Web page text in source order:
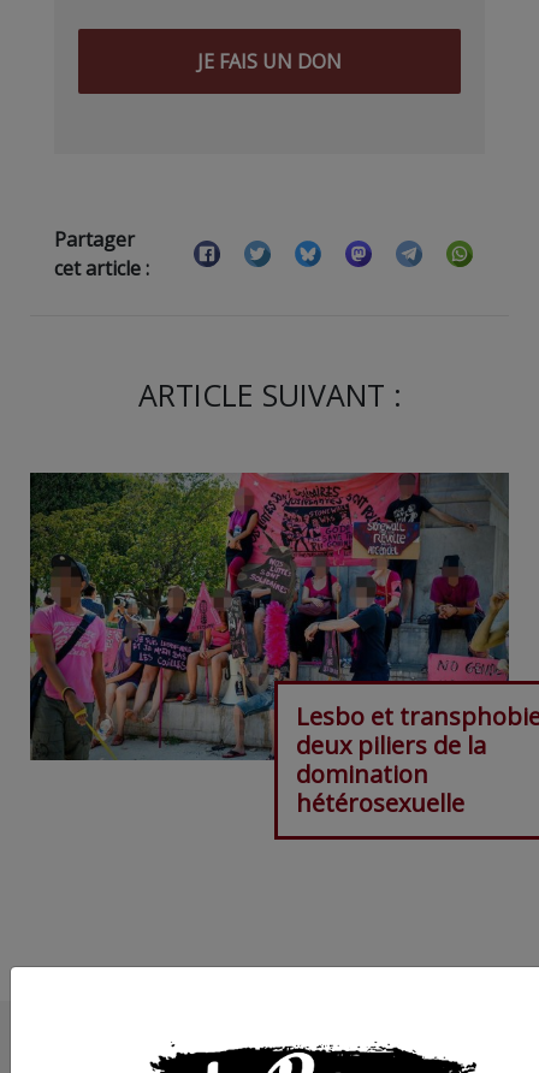
JE FAIS UN DON
Partager
cet article :
ARTICLE SUIVANT :
Lesbo et
deux piliers de la
domination
hétérosexuelle